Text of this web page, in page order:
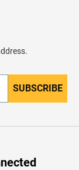
SUBSCRIBE